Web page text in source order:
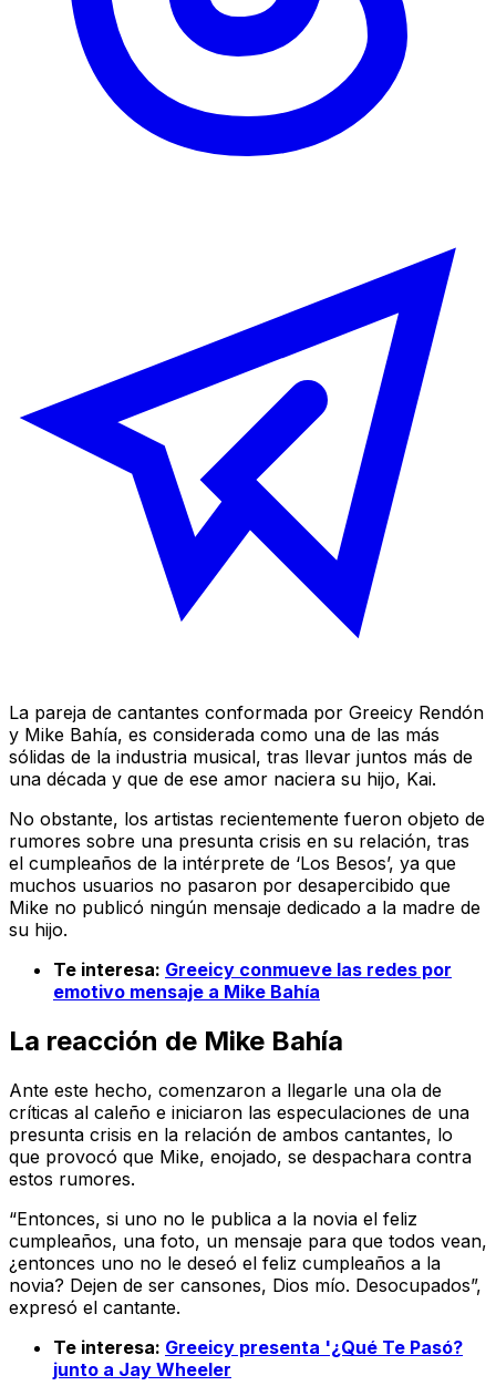
La pareja de cantantes conformada por Greeicy Rendón
y Mike Bahía, es considerada como una de las más
sólidas de la industria musical, tras llevar juntos más de
una década y que de ese amor naciera su hijo, Kai.
No obstante, los artistas recientemente fueron objeto de
rumores sobre una presunta crisis en su relación, tras
el cumpleaños de la intérprete de ‘Los Besos’, ya que
muchos usuarios no pasaron por desapercibido que
Mike no publicó ningún mensaje dedicado a la madre de
su hijo.
Te interesa: Greeicy conmueve las redes por
emotivo mensaje a Mike Bahía
La reacción de Mike Bahía
Ante este hecho, comenzaron a llegarle una ola de
críticas al caleño e iniciaron las especulaciones de una
presunta crisis en la relación de ambos cantantes, lo
que provocó que Mike, enojado, se despachara contra
estos rumores.
“Entonces, si uno no le publica a la novia el feliz
cumpleaños, una foto, un mensaje para que todos vean,
¿entonces uno no le deseó el feliz cumpleaños a la
novia? Dejen de ser cansones, Dios mío. Desocupados”,
expresó el cantante.
Te interesa: Greeicy presenta '¿Qué Te Pasó?
junto a Jay Wheeler